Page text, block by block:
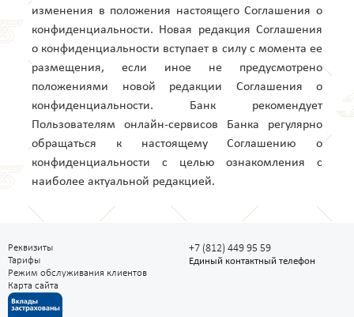
изменения в положения настоящего Соглашения о
конфиденциальности. Новая редакция Соглашения
о конфиденциальности вступает в силу с момента ее
размещения, если иное не предусмотрено
положениями новой редакции Соглашения о
конфиденциальности. Банк рекомендует
Пользователям онлайн-сервисов Банка регулярно
обращаться к настоящему Соглашению о
конфиденциальности с целью ознакомления с
наиболее актуальной редакцией.
Реквизиты
Тарифы
Режим обслуживания клиентов
Карта сайта
+7 (812) 449 95 59
Единый контактный телефон